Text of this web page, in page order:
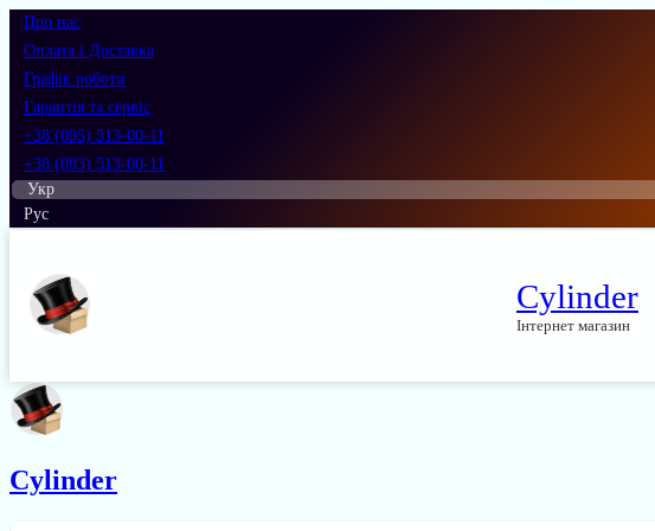
Про нас
Оплата і Доставка
Графік роботи
Гарантія та сервіс
+38 (095) 513-00-11
+38 (093) 513-00-11
Укр
Рус
Cylinder
Інтернет магазин
Cylinder